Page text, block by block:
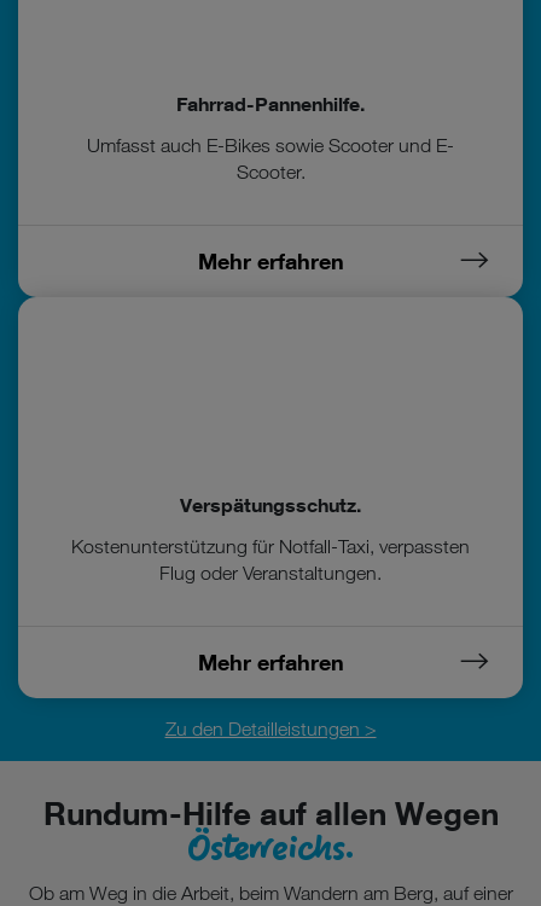
Fahrrad-Pannenhilfe.
Umfasst auch E-Bikes sowie Scooter und E-
Scooter.
Mehr erfahren
Verspätungsschutz.
Kostenunterstützung für Notfall-Taxi, verpassten
Flug oder Veranstaltungen.
Mehr erfahren
Zu den Detailleistungen >
Rundum-Hilfe auf allen Wegen
Österreichs.
Ob am Weg in die Arbeit, beim Wandern am Berg, auf einer